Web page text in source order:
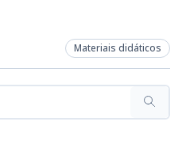
Materiais didáticos